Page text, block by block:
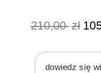
srebrny
Light&Living
210,00zł
dowiedz się